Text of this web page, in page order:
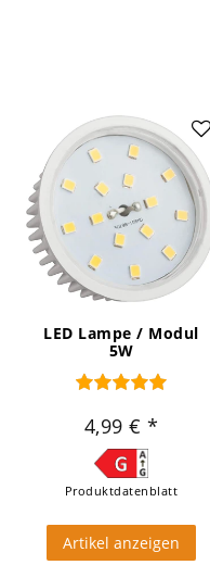
LED Lampe / Modul
5W
4,99 €
Produktdatenblatt
Artikel anzeigen